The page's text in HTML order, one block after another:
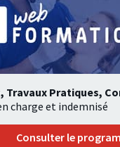
Travaux Pratiques,
charge et indemnisé
Consulter le